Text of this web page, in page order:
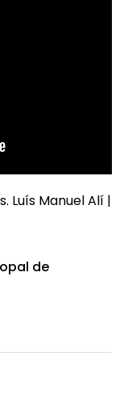
Luís Manuel Alí |
de